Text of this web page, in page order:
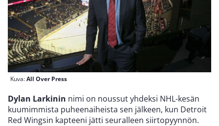
Kuva:All Over Press
Dylan Larkinin nimi on noussut yhdeksi NHL-kesän
kuumimmista puheenaiheista sen jälkeen, kun Detroit
Red Wingsin kapteeni jätti seuralleen siirtopyynnön.